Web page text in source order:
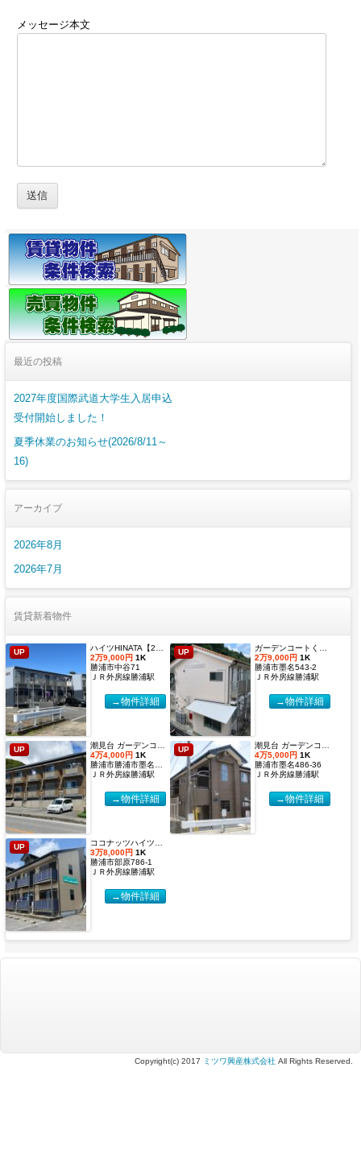
メッセージ本文
最近の投稿
2027年度国際武道大学生入居申込
受付開始しました！
夏季休業のお知らせ(2026/8/11～
16)
アーカイブ
2026年8月
2026年7月
賃貸新着物件
UP
ハイツHINATA【2027年度国際武道大学生 入居申込受付開始しました！】
2万9,000円 1K
勝浦市中谷71
ＪＲ外房線勝浦駅
→物件詳細
UP
ガーデンコートくすのき 【2027年度国際武道大学生 入居申込受付開始しました！】
2万9,000円 1K
勝浦市墨名543-2
ＪＲ外房線勝浦駅
→物件詳細
UP
潮見台 ガーデンコート２【2027年度国際武道大学生 入居申込受付開始しました！】
4万4,000円 1K
勝浦市勝浦市墨名486-32
ＪＲ外房線勝浦駅
→物件詳細
UP
潮見台 ガーデンコート【2027年度国際武道大学生 入居申込受付開始しました！】
4万5,000円 1K
勝浦市墨名486-36
ＪＲ外房線勝浦駅
→物件詳細
UP
ココナッツハイツ６【2027年度国際武道大学生 入居申込受付開始しました！】
3万8,000円 1K
勝浦市部原786-1
ＪＲ外房線勝浦駅
→物件詳細
Copyright(c) 2017 ミツワ興産株式会社 All Rights Reserved.